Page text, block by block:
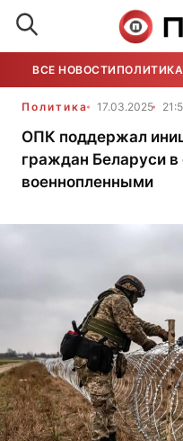
ВСЕ НОВОСТИ ПОЛИТИКА
Политика 17.03.2025
ОПК поддержал
граждан Беларуси в
военнопленными